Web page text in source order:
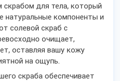
для тела, который
натуральные компоненты и
солевой скраб с
очищает,
оставляя вашу кожу
на ощупь.
скраба обеспечивает